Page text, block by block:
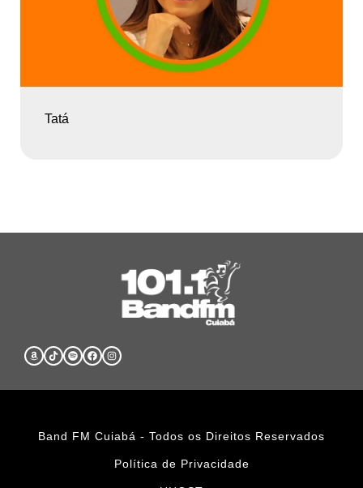
Tatá
Band FM Cuiabá - Todos os Direitos Reservados
Política de Privacidade